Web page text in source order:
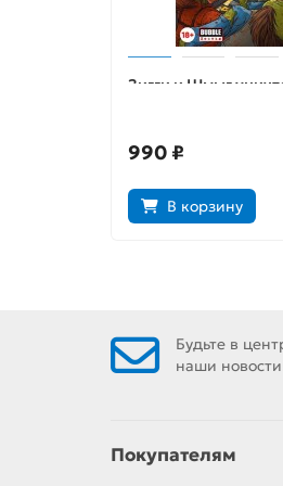
Зигги и Шмыг
990 ₽
В корзину
Будьте в
наши
Покупателям